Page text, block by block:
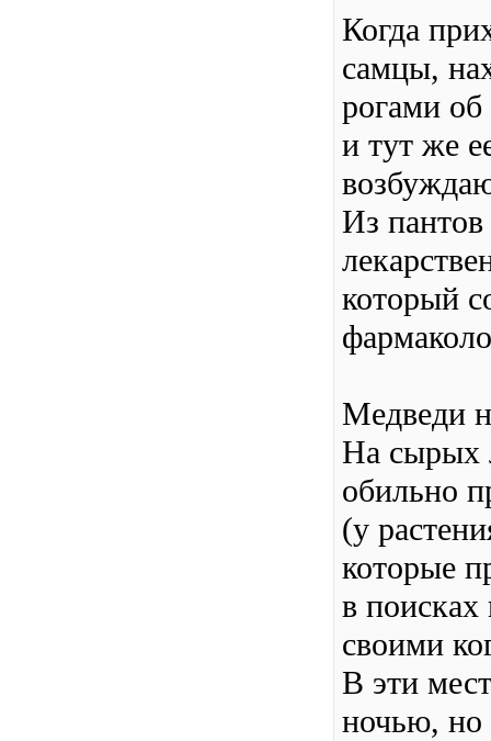
Когда
самцы,
рогами об
и тут же
Из пантов
который
Медведи
На сырых
обильно
(у
которые
в поисках
своими
В эти
ночью, но